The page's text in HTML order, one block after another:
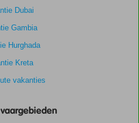
Dubai
Gambia
Hurghada
Kreta
vakanties